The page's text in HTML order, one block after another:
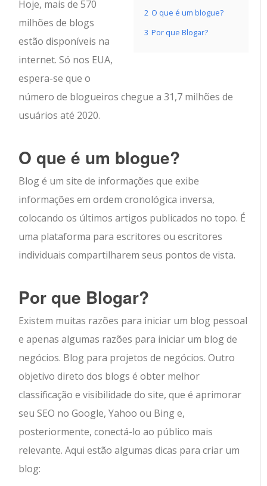
2 O que é um blogue?
3 Por que Blogar?
Hoje, mais de 570
milhões de blogs
estão disponíveis na
internet. Só nos EUA,
espera-se que o
número de blogueiros chegue a 31,7 milhões de
usuários até 2020.
O que é um blogue?
Blog é um site de informações que exibe
informações em ordem cronológica inversa,
colocando os últimos artigos publicados no topo. É
uma plataforma para escritores ou escritores
individuais compartilharem seus pontos de vista.
Por que Blogar?
Existem muitas razões para iniciar um blog pessoal
e apenas algumas razões para iniciar um blog de
negócios. Blog para projetos de negócios. Outro
objetivo direto dos blogs é obter melhor
classificação e visibilidade do site, que é aprimorar
seu SEO no Google, Yahoo ou Bing e,
posteriormente, conectá-lo ao público mais
relevante. Aqui estão algumas dicas para criar um
blog: